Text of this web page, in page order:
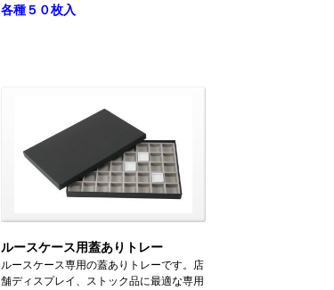
各種５０枚入
ルースケース用蓋ありトレー
ルースケース専用の蓋ありトレーです。店
舗ディスプレイ、ストック品に最適な専用